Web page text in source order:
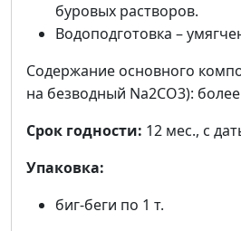
буровых растворов.
Водоподготовка –
Содержание основного
на безводный Na2CO3): более
Срок годности: 12 мес., с
Упаковка:
биг-беги по 1 т.